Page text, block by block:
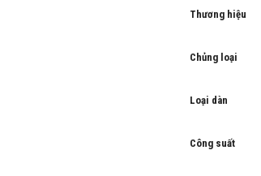
Thương hiệu
Chủng loại
Loại dàn
Công suất